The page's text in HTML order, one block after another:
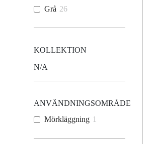
Grå 26
KOLLEKTION
N/A
ANVÄNDNINGSOMRÅDE
Mörkläggning 1